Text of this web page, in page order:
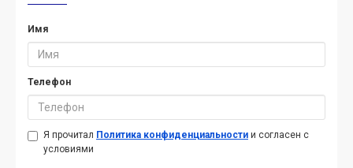
Имя
Телефон
Я прочитал Политика конфиденциальности и согласен с
условиями